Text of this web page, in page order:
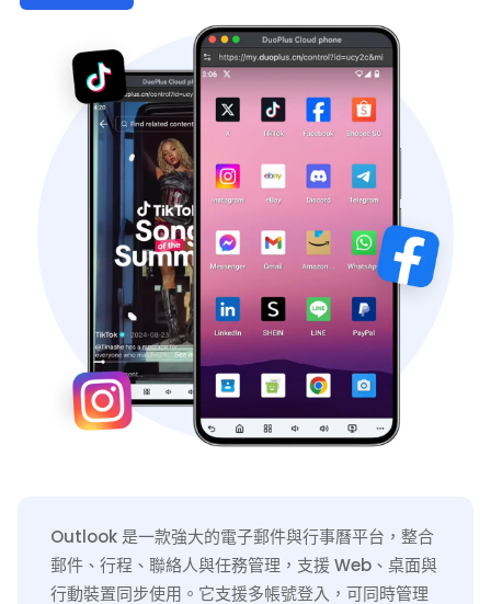
Outlook 是一款強大的電子郵件與行事曆平台，整合
郵件、行程、聯絡人與任務管理，支援 Web、桌面與
行動裝置同步使用。它支援多帳號登入，可同時管理